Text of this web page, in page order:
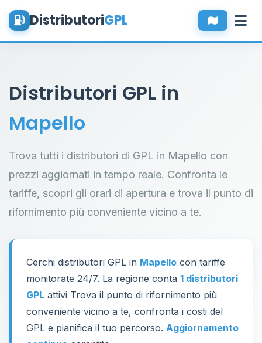
DistributoriGPL
Distributori GPL in
Mapello
Trova tutti i distributori di GPL in Mapello con
prezzi aggiornati in tempo reale. Confronta le
tariffe, scopri gli orari di apertura e trova il punto di
rifornimento più conveniente vicino a te.
Cerchi distributori GPL in Mapello con tariffe
monitorate 24/7. La regione conta 1 distributori
GPL attivi Trova il punto di rifornimento più
conveniente vicino a te, confronta i costi del
GPL e pianifica il tuo percorso. Aggiornamento